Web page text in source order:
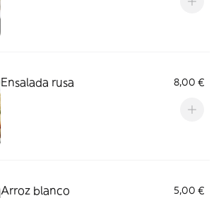
Ensalada rusa 8,00 €
Arroz blanco 5,00 €